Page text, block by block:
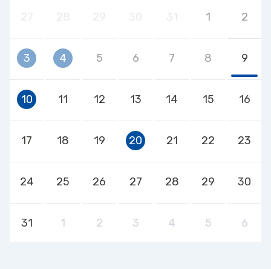
1 2
3 4 5 6 7 8 9
10 11 12 13 14 15 16
17 18 19 20 21 22 23
24 25 26 27 28 29 30
31 1 2 3 4 5 6